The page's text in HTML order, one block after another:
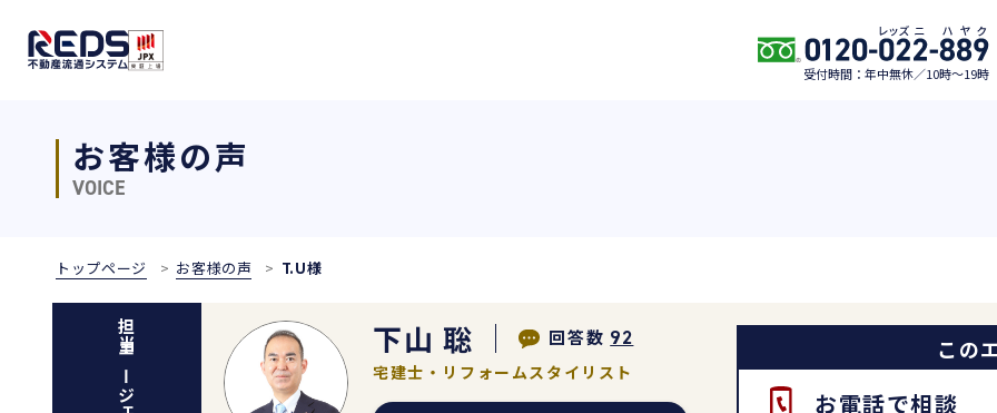
受付時間：年中無休／10時〜19時
お客様の声
VOICE
トップページ お客様の声 T.U様
担当エージェント 下山 聡 回答数 92
宅建士・リフォームスタイリスト
この
お電話で相談